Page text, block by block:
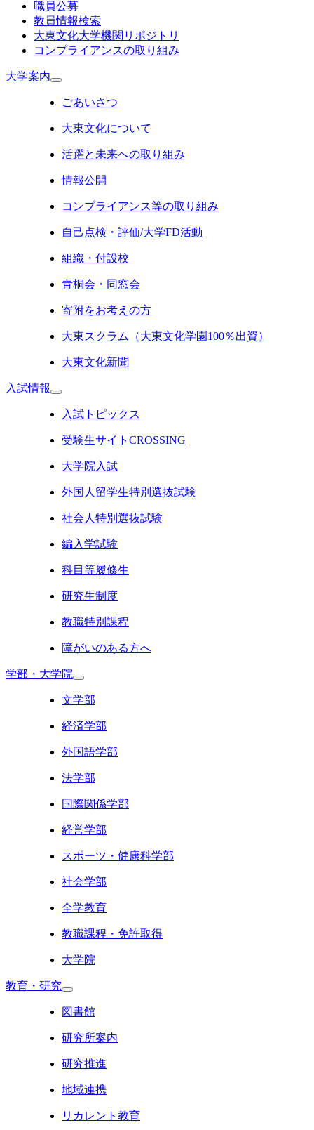
職員公募
教員情報検索
大東文化大学機関リポジトリ
コンプライアンスの取り組み
大学案内
ごあいさつ
大東文化について
活躍と未来への取り組み
情報公開
コンプライアンス等の取り組み
自己点検・評価/大学FD活動
組織・付設校
青桐会・同窓会
寄附をお考えの方
大東スクラム（大東文化学園100％出資）
大東文化新聞
入試情報
入試トピックス
受験生サイトCROSSING
大学院入試
外国人留学生特別選抜試験
社会人特別選抜試験
編入学試験
科目等履修生
研究生制度
教職特別課程
障がいのある方へ
学部・大学院
文学部
経済学部
外国語学部
法学部
国際関係学部
経営学部
スポーツ・健康科学部
社会学部
全学教育
教職課程・免許取得
大学院
教育・研究
図書館
研究所案内
研究推進
地域連携
リカレント教育